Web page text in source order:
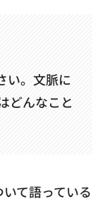
い。文脈に
どんなこと
て語っている